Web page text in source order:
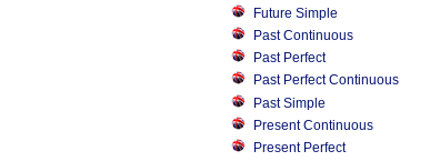
Future Simple
Past Continuous
Past Perfect
Past Perfect Continuous
Past Simple
Present Continuous
Present Perfect